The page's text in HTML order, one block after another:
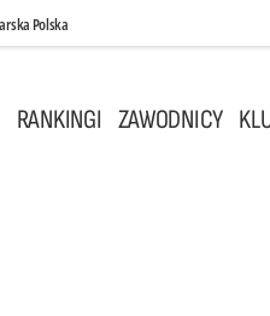
Polska
RANKINGI ZAWODNICY